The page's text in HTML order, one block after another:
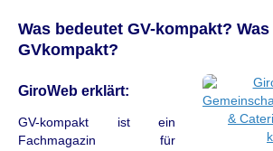
Was bedeutet GV-kompakt?
GVkompakt?
GiroWeb erklärt:
GV-kompakt ist ein
Fachmagazin für